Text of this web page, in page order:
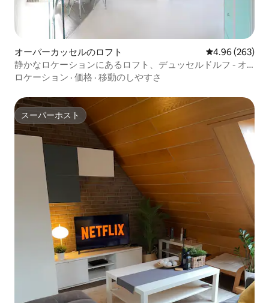
オーバーカッセルのロフト レビュー263
4.96 (263)
静かなロケーションにあるロフト、デュッセルドルフ - オ
ーバーカッセル 80平方メートル
ロケーション · 価格 · 移動のしやすさ
スーパーホスト
スーパーホスト